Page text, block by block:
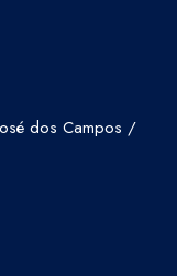
dos Campos /